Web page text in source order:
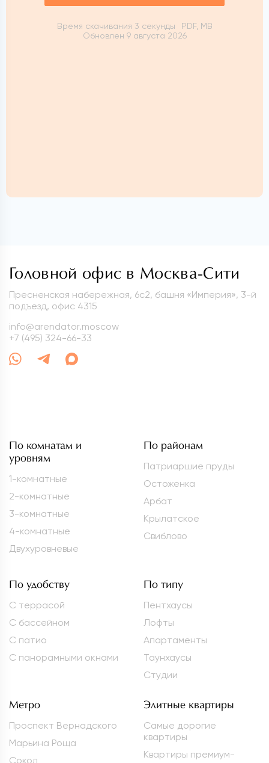
Время скачивания 3 секунды
PDF, MB
Обновлен 9 августа 2026
Головной офис в Москва-Сити
Пресненская набережная, 6с2, башня «Империя», 3-й
подъезд, офис 4315
info@arendator.moscow
+7 (495) 324-66-33
По комнатам и
уровням
1-комнатные
2-комнатные
3-комнатные
4-комнатные
Двухуровневые
По районам
Патриаршие пруды
Остоженка
Арбат
Крылатское
Свиблово
По удобству
С террасой
С бассейном
С патио
С панорамными окнами
По типу
Пентхаусы
Лофты
Апартаменты
Таунхаусы
Студии
Метро
Проспект Вернадского
Марьина Роща
Сокол
Элитные квартиры
Самые дорогие
квартиры
Квартиры премиум-